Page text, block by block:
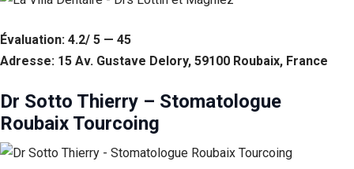
Évaluation: 4.2/ 5 — 45
Adresse: 15 Av. Gustave Delory, 59100 Roubaix, France
Dr Sotto Thierry – Stomatologue
Roubaix Tourcoing
Web est
Afin que notre
site Web
fonctionne
possible lors